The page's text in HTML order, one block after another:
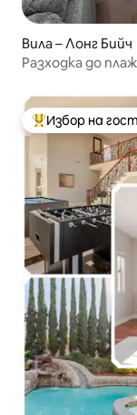
Вила – Лонг Бийч
Разходка до
Най-популярен
Избор на